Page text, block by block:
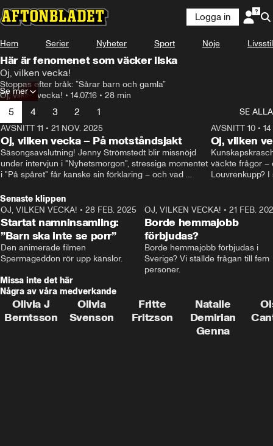
Logga in
Hem Serier Nyheter Sport Nöje Livsstil
Här är fenomenet som väcker ilska
Oj, vilken vecka!
Stoppas efter bråk: ”Sårar barn och gamla”
Oj, vilken vecka! • 14.07.16 • 28 min
Se mer
5 4 3 2 1
SE ALLA
AVSNITT 11 • 21 NOV. 2025
Oj, vilken vecka – På motståndsjakt
Säsongsavslutning! Jenny Strömstedt blir missnöjd
under intervjun i "Nyhetsmorgon", stressiga momentet
i "På spåret" får kanske sin förklaring – och vad
Cantwell och Karin Pettersson.
AVSNITT 10•
Oj, vilken
väckte frågor –
Louvrenkupp?
Senaste klippen
2:40
OJ, VILKEN VECKA! • 28 FEB. 2025
Startat namninsamling:
”Barn ska inte se porr”
Den animerade filmen
Spermageddon rör upp känslor.
OJ, VILKEN VECKA! • 21 FEB.
Borde hemmajobb
förbjudas?
Borde hemmajobb förbjudas i
Sverige? Vi ställde frågan till fem
personer.
Missa inte det här
Några av våra medverkande
Olivia J
Berntsson
Olivia
Svenson
Fritte
Fritzson
Natalie
Demirian
Genna